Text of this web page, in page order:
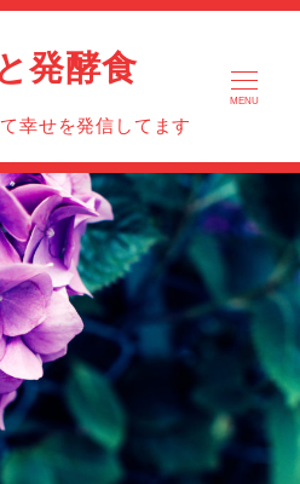
発酵食
幸せを発信してます
MENU